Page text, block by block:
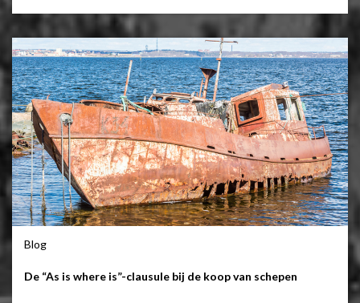
Blog
De “As is where is”-clausule bij de koop van schepen